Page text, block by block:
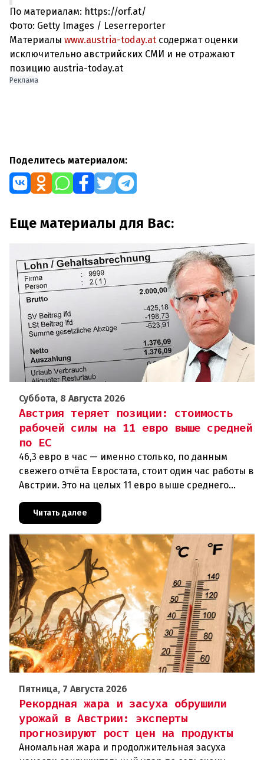
По материалам: https://orf.at/
Фото: Getty Images / Leserreporter
Материалы www.austria-today.at содержат оценки
исключительно австрийских СМИ и не отражают
позицию austria-today.at
Реклама
Поделитесь материалом:
Еще материалы для Вас:
Суббота, 8 Августа 2026
Австрия теряет позиции: стоимость
рабочей силы на 11 евро выше средней
по ЕС
46,3 евро в час — именно столько, по данным
свежего отчёта Евростата, стоит один час работы в
Австрии. Это на целых 11 евро выше среднего
показателя по ЕС (34,9 евро). Особенно наглядно
конкурентное о
Читать далее
Пятница, 7 Августа 2026
Рекордная жара и засуха обрушили
урожай в Австрии: эксперты
прогнозируют рост цен на продукты
Аномальная жара и продолжительная засуха